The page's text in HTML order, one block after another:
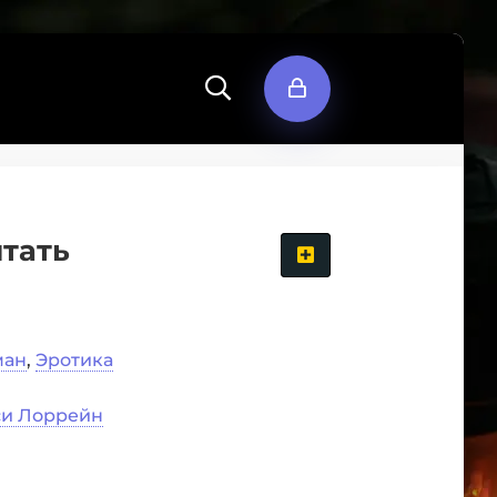
, Эротика
Лоррейн